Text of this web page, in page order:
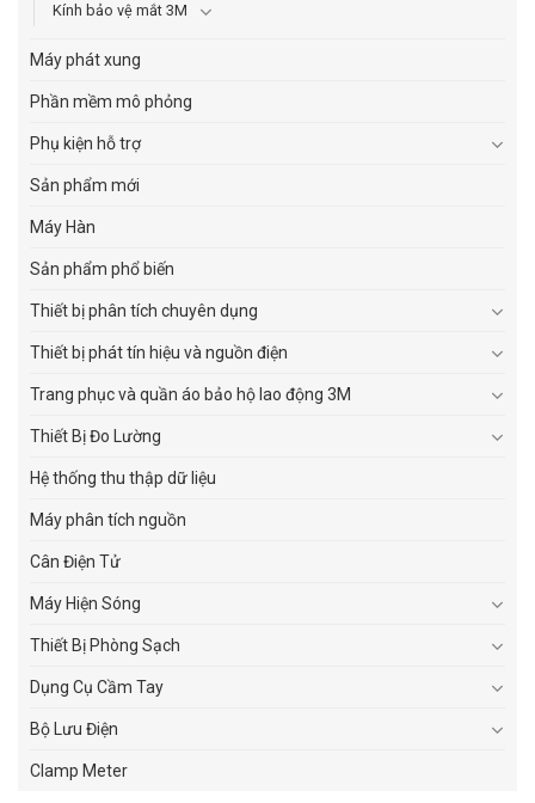
Kính bảo vệ mắt 3M
Máy phát xung
Phần mềm mô phỏng
Phụ kiện hỗ trợ
Sản phẩm mới
Máy Hàn
Sản phẩm phổ biến
Thiết bị phân tích chuyên dụng
Thiết bị phát tín hiệu và nguồn điện
Trang phục và quần áo bảo hộ lao động 3M
Thiết Bị Đo Lường
Hệ thống thu thập dữ liệu
Máy phân tích nguồn
Cân Điện Tử
Máy Hiện Sóng
Thiết Bị Phòng Sạch
Dụng Cụ Cầm Tay
Bộ Lưu Điện
Clamp Meter